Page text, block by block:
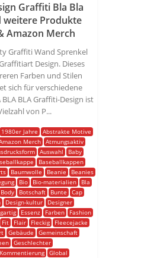
Graffiti Bla Bla
weitere Produkte
Amazon Merch
Graffiti Wand Sprenkel
Design. Dieses
Farben und Stilen
sich für verschiedene
BLA Graffiti-Design ist
von P...
1980er Jahre
Abstrakte Motive
Merch
Atmungsaktiv
Auswahl
Baby
Baseballkappen
Baumwolle Beanie
Beanies
Bio Bio-materialien
Bla
Body Botschaft Bunte
Cap
Design-kultur
Designer
Essenz Farben
Fashion
Fit Flair Fleckig
Fleecejacke
Gebäude
Gemeinschaft
Geschlechter
Global